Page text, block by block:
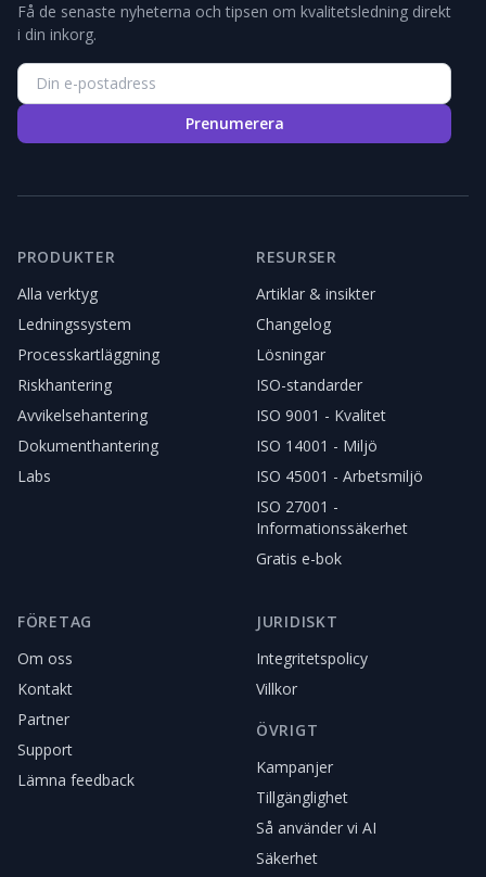
Få de senaste nyheterna och tipsen om kvalitetsledning direkt
i din inkorg.
Prenumerera
PRODUKTER
Alla verktyg
Ledningssystem
Processkartläggning
Riskhantering
Avvikelsehantering
Dokumenthantering
Labs
RESURSER
Artiklar & insikter
Changelog
Lösningar
ISO-standarder
ISO 9001 - Kvalitet
ISO 14001 - Miljö
ISO 45001 - Arbetsmiljö
ISO 27001 -
Informationssäkerhet
Gratis e-bok
FÖRETAG
Om oss
Kontakt
Partner
Support
Lämna feedback
JURIDISKT
Integritetspolicy
Villkor
ÖVRIGT
Kampanjer
Tillgänglighet
Så använder vi AI
Säkerhet